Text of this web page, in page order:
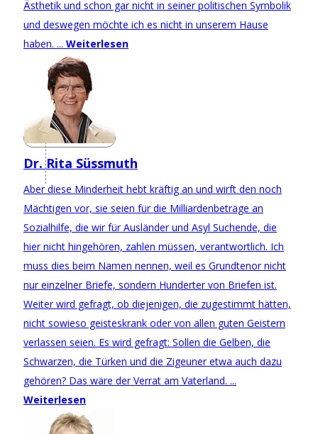
Ästhetik und schon gar nicht in seiner politischen Symbolik
und deswegen möchte ich es nicht in unserem Hause
haben. ... Weiterlesen
Dr. Rita Süssmuth
Aber diese Minderheit hebt kräftig an und wirft den noch
Mächtigen vor, sie seien für die Milliardenbeträge an
Sozialhilfe, die wir für Ausländer und Asyl Suchende, die
hier nicht hingehören, zahlen müssen, verantwortlich. Ich
muss dies beim Namen nennen, weil es Grundtenor nicht
nur einzelner Briefe, sondern Hunderter von Briefen ist.
Weiter wird gefragt, ob diejenigen, die zugestimmt hätten,
nicht sowieso geisteskrank oder von allen guten Geistern
verlassen seien. Es wird gefragt: Sollen die Gelben, die
Schwarzen, die Türken und die Zigeuner etwa auch dazu
gehören? Das wäre der Verrat am Vaterland. ...
Weiterlesen